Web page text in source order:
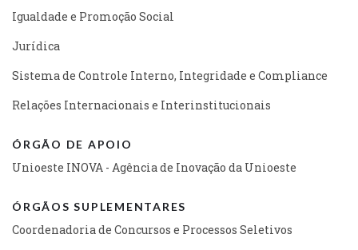
Igualdade e Promoção Social
Jurídica
Sistema de Controle Interno, Integridade e Compliance
Relações Internacionais e Interinstitucionais
ÓRGÃO DE APOIO
Unioeste INOVA - Agência de Inovação da Unioeste
ÓRGÃOS SUPLEMENTARES
Coordenadoria de Concursos e Processos Seletivos